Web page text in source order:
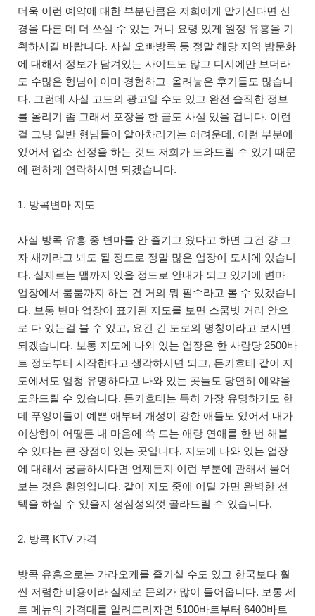
더욱 이런 예약에 대한 부분만큼은 저희에게 맡기신다면 신
경을 다른 데 더 쓰실 수 있는 거니 요령 있게 원정 유흥을 기
획하시길 바랍니다. 사실 오빠방콕 등 정말 해당 지역 밤문화
에 대해서 정보가 담겨있는 사이트도 많고 디시에만 보더라
도 수많은 형님이 이미 경험하고 올려놓은 후기들도 많습니
다. 그런데 사실 고도의 광고일 수도 있고 완전 솔직한 정보
를 올리기 좀 그래서 포장을 한 글도 사실 있을 겁니다. 이런
걸 그냥 일반 형님들이 알아차리기는 어려운데, 이런 부분에
있어서 업소 선정을 하는 것도 저희가 도와드릴 수 있기 때문
에 편하게 연락하시면 되겠습니다.
1. 방콕변마 지도
사실 방콕 유흥 중 변마를 안 즐기고 왔다고 하면 그건 걍 고
자 새끼라고 봐도 될 정도로 정말 많은 업장이 도시에 있습니
다. 실제로는 맵까지 있을 정도로 안내가 되고 있기에 변마
업장에서 붐붐까지 하는 건 거의 뭐 필수라고 볼 수 있겠습니
다. 보통 변마 업장이 표기된 지도를 보면 스쿰빗 거리 안으
로 다 있는걸 볼 수 있고, 요긴 긴 도로의 명칭이라고 보시면
되겠습니다. 보통 지도에 나와 있는 업장은 한 사람당 2500바
트 정도부터 시작한다고 생각하시면 되고, 돈키호테 같이 지
도에서도 엄청 유명하다고 나와 있는 곳들도 당연히 예약을
도와드릴 수 있습니다. 돈키호테는 특히 가장 유명하기도 한
데 푸잉이들이 예쁜 애부터 개성이 강한 애들도 있어서 내가
이상형이 어떻든 내 마음에 쏙 드는 애랑 연애를 한 번 해볼
수 있다는 큰 장점이 있는 곳입니다. 지도에 나와 있는 업장
에 대해서 궁금하시다면 언제든지 이런 부분에 관해서 물어
보는 것은 환영입니다. 같이 지도 중에 어딜 가면 완벽한 선
택을 하실 수 있을지 성심성의껏 골라드릴 수 있습니다.
2. 방콕 KTV 가격
방콕 유흥으로는 가라오케를 즐기실 수도 있고 한국보다 훨
씬 저렴한 비용이라 실제로 문의가 많이 들어옵니다. 보통 세
트 메뉴의 가격대를 알려드리자면 5100바트부터 6400바트